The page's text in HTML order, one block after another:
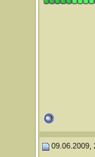
09.06.2009,